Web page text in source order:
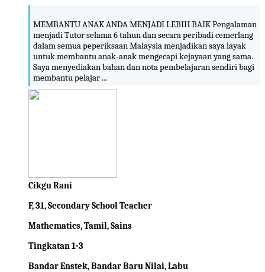
MEMBANTU ANAK ANDA MENJADI LEBIH BAIK Pengalaman
menjadi Tutor selama 6 tahun dan secara peribadi cemerlang
dalam semua peperiksaan Malaysia menjadikan saya layak
untuk membantu anak-anak mengecapi kejayaan yang sama.
Saya menyediakan bahan dan nota pembelajaran sendiri bagi
membantu pelajar ...
Cikgu Rani
F, 31, Secondary School Teacher
Mathematics, Tamil, Sains
Tingkatan 1-3
Bandar Enstek, Bandar Baru Nilai, Labu